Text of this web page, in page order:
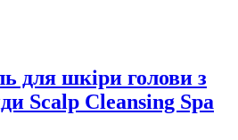
для шкіри голови з
Scalp Cleansing Spa